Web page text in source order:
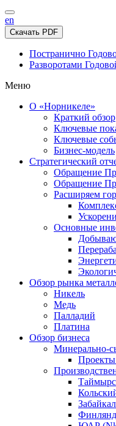
en
Скачать PDF
Постранично
Разворотами
Меню
О «Норникеле»
Краткий обзор
Ключевые
Ключевые
Бизнес-модель
Стратегический
Обращение
Обращение
Расширяем
Основные
Обзор рынка
Никель
Медь
Палладий
Платина
Обзор бизнеса
Минерально-
Проекты